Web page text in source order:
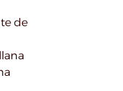
de